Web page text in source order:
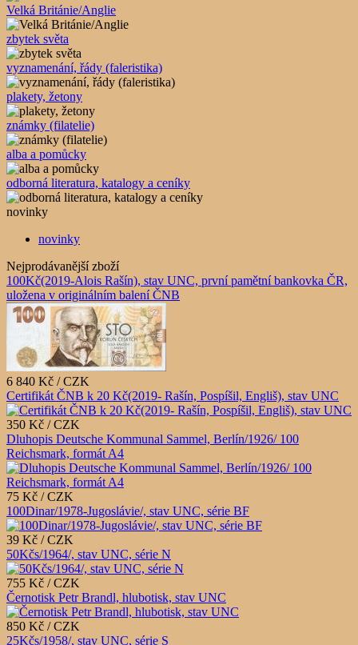
Velká Británie/Anglie
zbytek světa
vyznamenání, řády (faleristika)
plakety, žetony
známky (filatelie)
alba a pomůcky
odborná literatura, katalogy a ceníky
novinky
novinky
Nejprodávanější zboží
100Kč(2019-Alois Rašín), stav UNC, první pamětní bankovka ČR,
uložena v originálním balení ČNB
6 840 Kč / CZK
Certifikát ČNB k 20 Kč(2019- Rašín, Pospíšil, Engliš), stav UNC
350 Kč / CZK
Dluhopis Deutsche Kommunal Sammel, Berlín/1926/ 100
Reichsmark, formát A4
75 Kč / CZK
100Dinar/1978-Jugoslávie/, stav UNC, série BF
39 Kč / CZK
50Kčs/1964/, stav UNC, série N
755 Kč / CZK
Černotisk Petr Brandl, hlubotisk, stav UNC
850 Kč / CZK
25Kčs/1958/, stav UNC, série S